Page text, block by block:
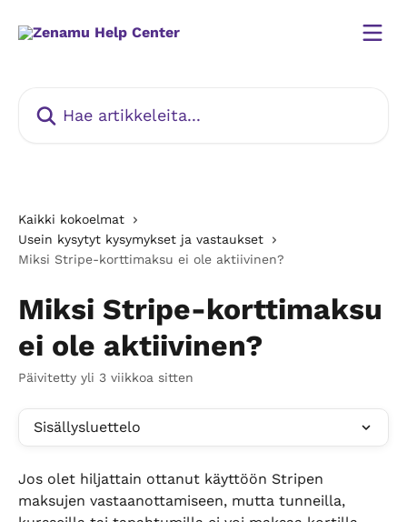
Kaikki kokoelmat
Usein kysytyt kysymykset ja vastaukset
Miksi Stripe-korttimaksu ei ole aktiivinen?
Miksi Stripe-korttimaksu
ei ole aktiivinen?
Päivitetty yli 3 viikkoa sitten
Sisällysluettelo
Jos olet hiljattain ottanut käyttöön Stripen
maksujen vastaanottamiseen, mutta tunneilla,